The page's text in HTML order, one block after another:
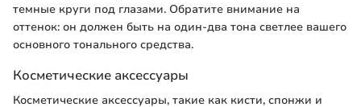
темные круги под глазами. Обратите внимание на
оттенок: он должен быть на один-два тона светлее вашего
основного тонального средства.
Косметические аксессуары
Косметические аксессуары, такие как кисти, спонжи и